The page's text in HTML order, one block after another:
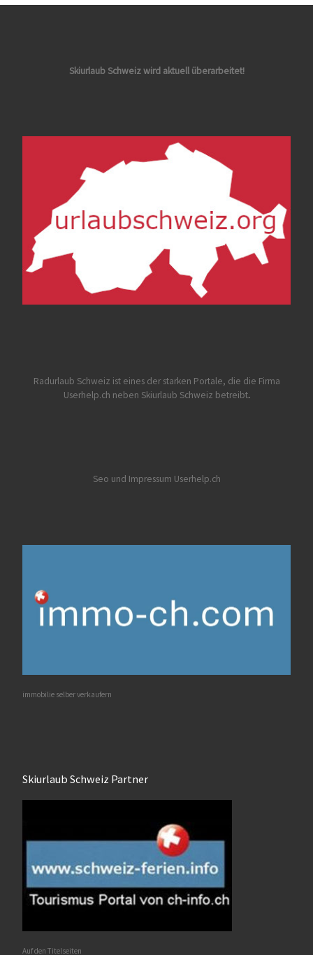
Skiurlaub Schweiz wird aktuell überarbeitet!
Radurlaub Schweiz ist eines der starken Portale, die die Firma
Userhelp.ch neben Skiurlaub Schweiz betreibt.
Seo und Impressum Userhelp.ch
immobilie selber verkaufern
Skiurlaub Schweiz Partner
Auf den Titelseiten